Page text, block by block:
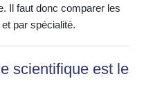
Il faut donc comparer les
par spécialité.
scientifique est le